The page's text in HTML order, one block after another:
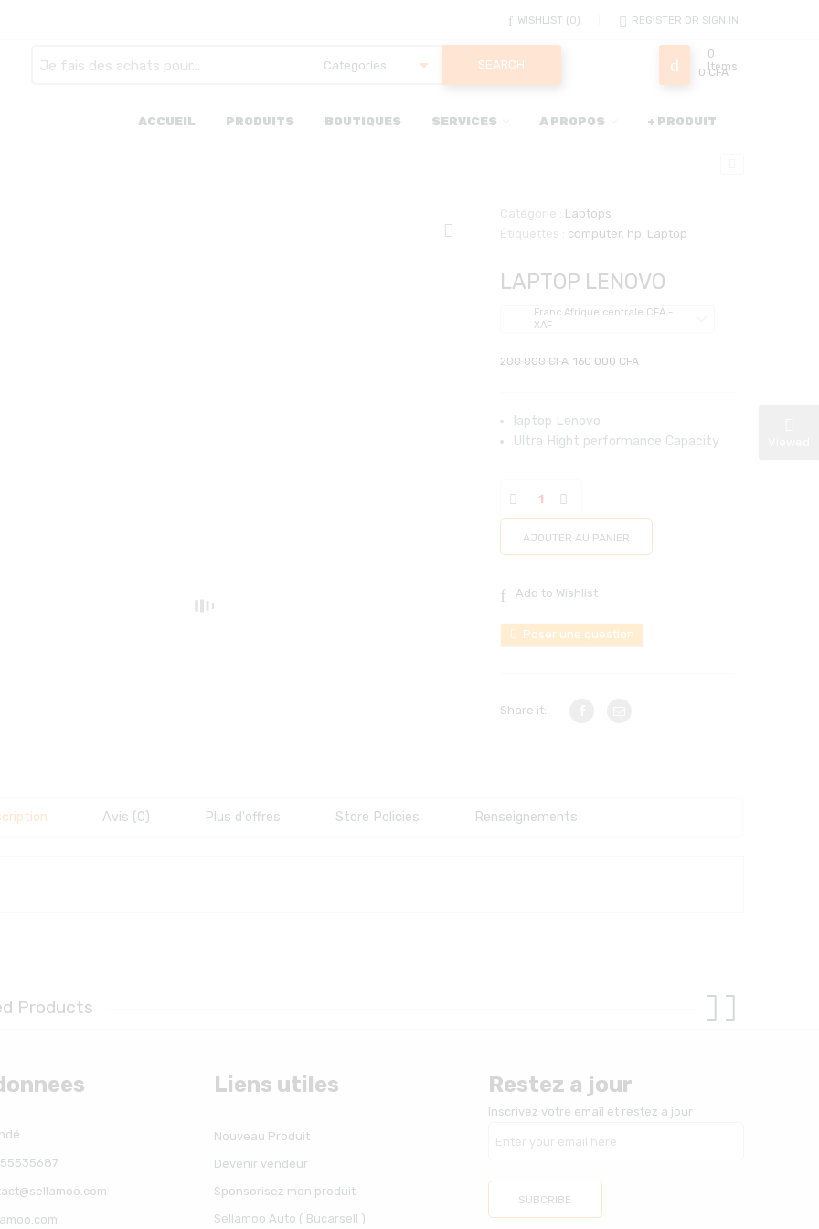
WISHLIST 0 REGISTER OR SIGN IN
here
0
Items
0CFA
ACCUEIL PRODUITS BOUTIQUES SERVICES A PROPOS + PRODUIT
Catégorie : Laptops
Étiquettes : computer, hp, Laptop
LAPTOP LENOVO
Franc Afrique centrale CFA -
XAF
200 000 CFA Le
initial
était :
000 CFA.
160 000 CFA
est :
000 CFA.
laptop Lenovo
Ultra Hight performance Capacity
AJOUTER AU PANIER
Add to Wishlist
Poser une question
Share it:
Avis (0) Plus d'offres Store Policies Renseignements
Products
Liens utiles
Nouveau Produit
Devenir vendeur
Sponsorisez mon produit
Sellamoo Auto ( Bucarsell )
Restez a jour
Inscrivez votre email et restez a jour